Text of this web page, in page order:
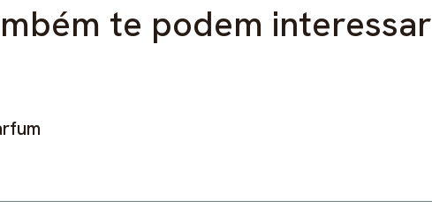
te podem interessar